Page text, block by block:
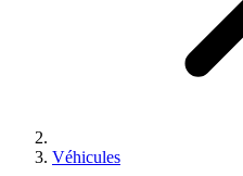
Véhicules